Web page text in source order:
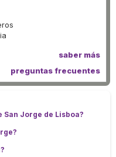
saber más
preguntas frecuentes
Jorge de Lisboa?